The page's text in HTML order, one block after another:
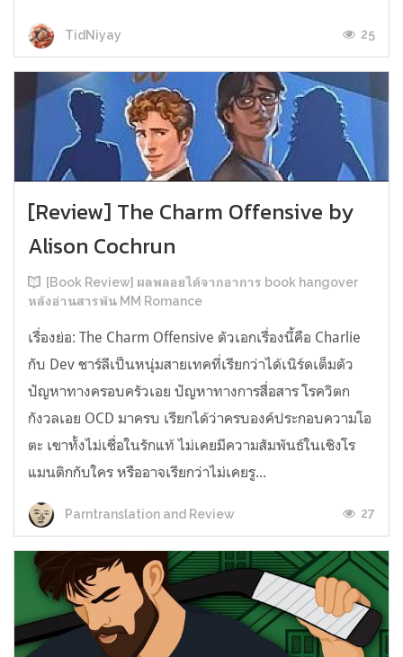
TidNiyay 25
[Review] The Charm Offensive by
Alison Cochrun
[Book Review] ผลพลอยได้จากอาการ book hangover
หลังอ่านสารพัน MM Romance
เรื่องย่อ: The Charm Offensive ตัวเอกเรื่องนี้คือ Charlie
กับ Dev ชาร์ลีเป็นหนุ่มสายเทคที่เรียกว่าได้เนิร์ดเต็มตัว
ปัญหาทางครอบครัวเอย ปัญหาทางการสื่อสาร โรควิตก
กังวลเอย OCD มาครบ เรียกได้ว่าครบองค์ประกอบความโอ
ตะ เขาทั้งไม่เชื่อในรักแท้ ไม่เคยมีความสัมพันธ์ในเชิงโร
แมนติกกับใคร หรืออาจเรียกว่าไม่เคยรู...
Parntranslation and Review 27